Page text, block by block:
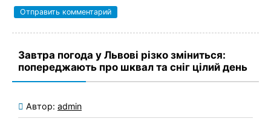
Завтра погода у Львові різко зміниться:
попереджають про шквал та сніг цілий день
Автор: admin